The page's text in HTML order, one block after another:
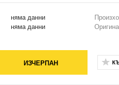
няма данни
няма данни
ИЗЧЕРПАН